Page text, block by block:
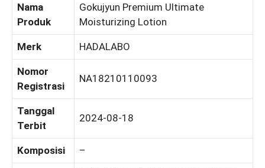
Nama
Produk
Gokujyun Premium Ultimate
Moisturizing Lotion
Merk HADALABO
Nomor
Registrasi
NA18210110093
Tanggal
Terbit
2024-08-18
Komposisi –